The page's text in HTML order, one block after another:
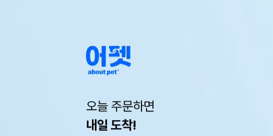
오늘 주문하면
내일 도착!